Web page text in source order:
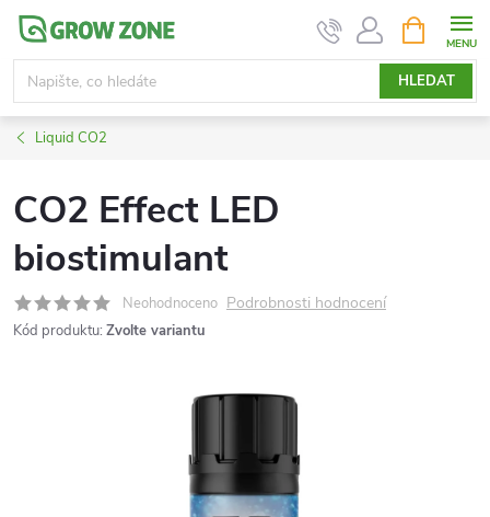
Přejít
obsah
HLEDAT
NÁKUPNÍ
KOŠÍK
Liquid CO2
CO2 Effect LED
biostimulant
Neohodnoceno Podrobnosti hodnocení
Kód produktu: Zvolte variantu